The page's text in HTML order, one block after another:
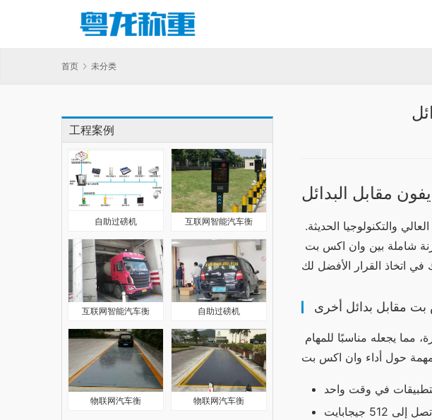
首页 未分类
工程案例
自助过磅机 互联网智能汽车衡
互联网智能汽车衡 自助过磅机
物联网汽车衡 物联网汽车衡
مقابل البدائل
بت مقابل بدائل أخرى